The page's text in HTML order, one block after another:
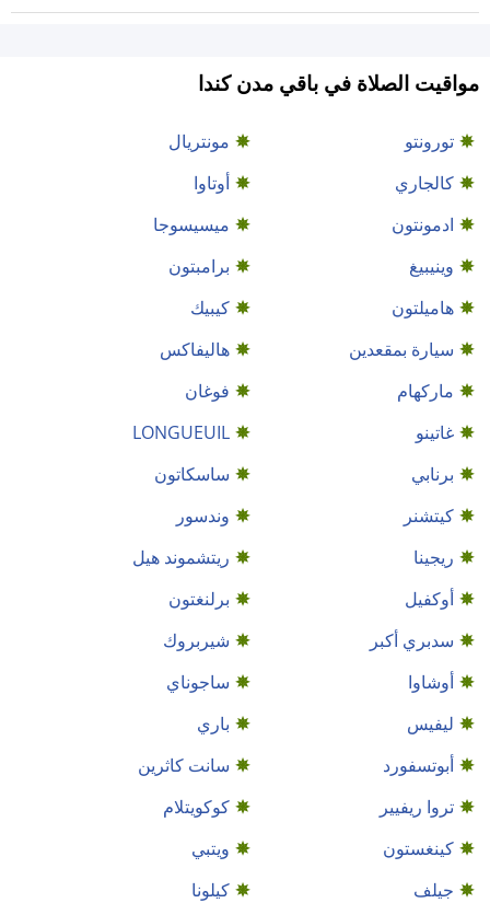
مواقيت الصلاة في باقي مدن كندا
تورونتو
مونتريال
كالجاري
أوتاوا
ادمونتون
ميسيسوجا
وينيبيغ
برامبتون
هاميلتون
كيبيك
سيارة بمقعدين
هاليفاكس
ماركهام
فوغان
غاتينو
LONGUEUIL
برنابي
ساسكاتون
كيتشنر
وندسور
ريجينا
ريتشموند هيل
أوكفيل
برلنغتون
سدبري أكبر
شيربروك
أوشاوا
ساجوناي
ليفيس
باري
أبوتسفورد
سانت كاثرين
تروا ريفيير
كوكويتلام
كينغستون
ويتبي
جيلف
كيلونا